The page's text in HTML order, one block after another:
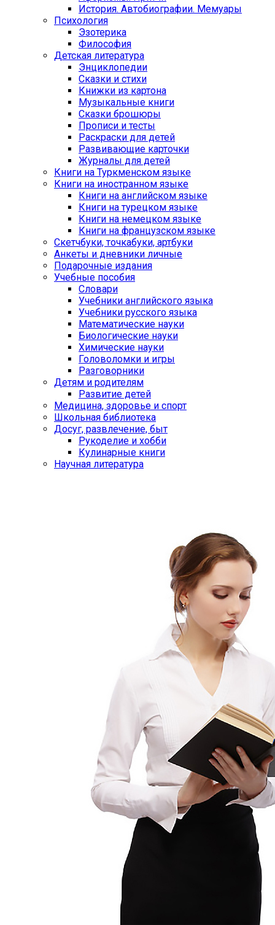
История. Автобиографии. Мемуары
Психология
Эзотерика
Философия
Детская литература
Энциклопедии
Сказки и стихи
Книжки из картона
Музыкальные книги
Сказки брошюры
Прописи и тесты
Раскраски для детей
Развивающие карточки
Журналы для детей
Книги на Туркменском языке
Книги на иностранном языке
Книги на английском языке
Книги на турецком языке
Книги на немецком языке
Книги на французском языке
Cкетчбуки, точкабуки, артбуки
Анкеты и дневники личные
Подарочные издания
Учебные пособия
Словари
Учебники английского языка
Учебники русского языка
Математические науки
Биологические науки
Химические науки
Головоломки и игры
Разговорники
Детям и родителям
Развитие детей
Медицина, здоровье и спорт
Школьная библиотека
Досуг, развлечение, быт
Рукоделие и хобби
Кулинарные книги
Научная литература